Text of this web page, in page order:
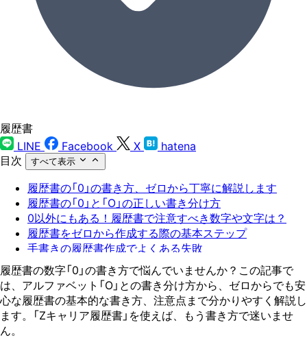
履歴書
LINE
Facebook X
hatena
目次
すべて表示
履歴書の「0」の書き方、ゼロから丁寧に解説します
履歴書の「0」と「O」の正しい書き分け方
0以外にもある！履歴書で注意すべき数字や文字は？
履歴書をゼロから作成する際の基本ステップ
手書きの履歴書作成でよくある失敗
履歴書作成の不安は「Zキャリア履歴書」で解決
履歴書の数字「0」の書き方で悩んでいませんか？この記事で
は、アルファベット「O」との書き分け方から、ゼロからでも安
心な履歴書の基本的な書き方、注意点まで分かりやすく解説し
ます。「Zキャリア履歴書」を使えば、もう書き方で迷いませ
ん。